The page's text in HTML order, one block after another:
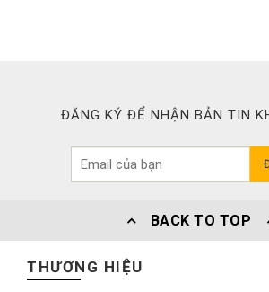
ĐĂNG KÝ ĐỂ NHẬN BẢN TIN
BACK TO TOP
THƯƠNG HIỆU